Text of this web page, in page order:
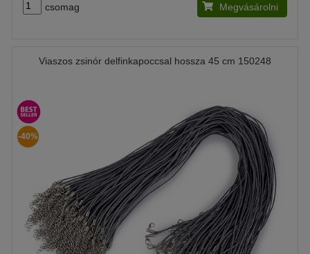
csomag Megvásárolni
Viaszos zsinór delfinkapoccsal hossza 45 cm 150248
-40%